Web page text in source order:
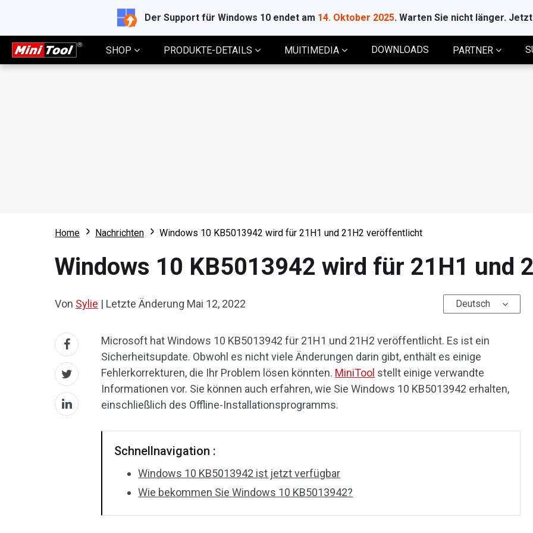
Der Support für Windows 10 endet am 14. Oktober 2025. Warten Sie nicht länger.
SHOP PRODUKTE-DETAILS MUITIMEDIA DOWNLOADS PARTNER
Home Nachrichten Windows 10 KB5013942 wird für 21H1 und 21H2 veröffentlicht
Windows 10 KB5013942 wird für 21H1 und
Von Sylie | Letzte Änderung Mai 12, 2022 Deutsch
Microsoft hat Windows 10 KB5013942 für 21H1 und 21H2 veröffentlicht. Es ist ein
Sicherheitsupdate. Obwohl es nicht viele Änderungen darin gibt, enthält es einige
Fehlerkorrekturen, die Ihr Problem lösen könnten. MiniTool stellt einige verwandte
Informationen vor. Sie können auch erfahren, wie Sie Windows 10 KB5013942 erhalten,
einschließlich des Offline-Installationsprogramms.
Schnellnavigation :
Windows 10 KB5013942 ist jetzt verfügbar
Wie bekommen Sie Windows 10 KB5013942?